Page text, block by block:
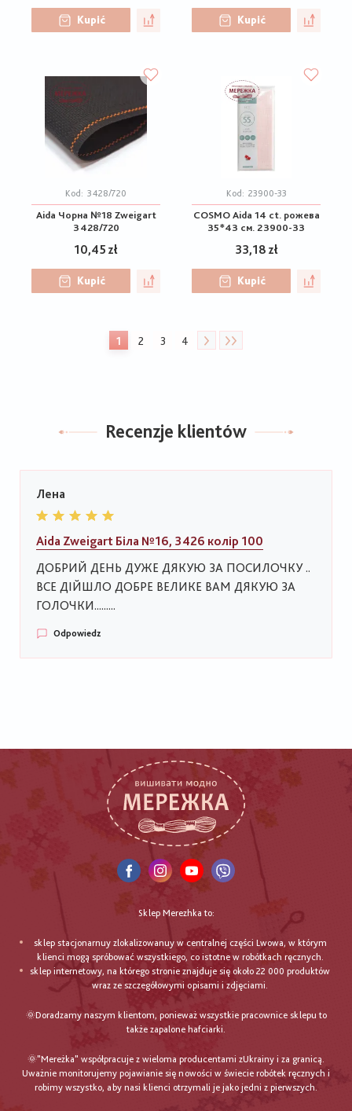
Kupić Kupić
Kod: 3428/720
Aida Чорна №18 Zweigart
3428/720
10,45 zł
Kupić
Kod: 23900-33
COSMO Aida 14 ct. рожева
35*43 см. 23900-33
33,18 zł
Kupić
Stronicowanie
Bieżąca
1 Strona
2 Strona
3 Strona
4
Recenzje klientów
Лена
Aida Zweigart Біла №16, 3426 колір 100
ДОБРИЙ ДЕНЬ ДУЖЕ ДЯКУЮ ЗА ПОСИЛОЧКУ ..
ВСЕ ДІЙШЛО ДОБРЕ ВЕЛИКЕ ВАМ ДЯКУЮ ЗА
ГОЛОЧКИ.........
Odpowiedz
Sklep Merezhka to:
sklep stacjonarnuy zlokalizowanuy w centralnej części Lwowa, w którym
klienci mogą spróbować wszystkiego, co istotne w robótkach ręcznych.
sklep internetowy, na którego stronie znajduje się około 22 000 produktów
wraz ze szczegółowymi opisami i zdjęciami.
🌞Doradzamy naszym klientom, ponieważ wszystkie pracownice sklepu to
także zapalone hafciarki.
🌞"Mereżka" współpracuje z wieloma producentami zUkrainy i za granicą.
Uważnie monitorujemy pojawianie się nowości w świecie robótek ręcznych i
robimy wszystko, aby nasi klienci otrzymali je jako jedni z pierwszych.